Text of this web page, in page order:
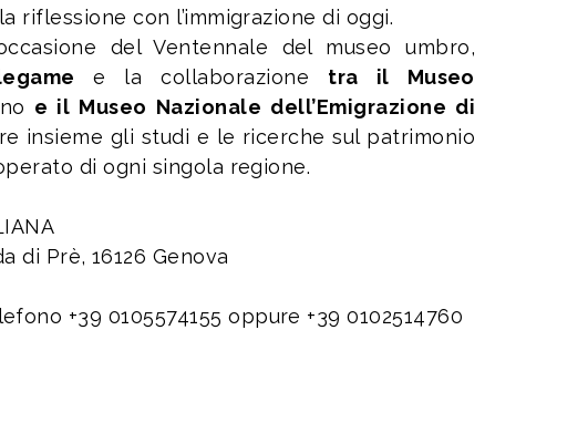
riflessione con l’immigrazione di oggi.
del Ventennale del museo umbro,
e la collaborazione tra il Museo
e il Museo Nazionale dell’Emigrazione di
insieme gli studi e le ricerche sul patrimonio
di ogni singola regione.
di Prè, 16126 Genova
+39 0105574155 oppure +39 0102514760